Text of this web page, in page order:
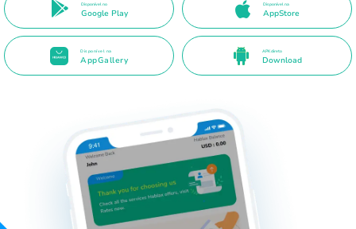
Disponível no
Google Play
Disponível na
AppStore
Disponível na
AppGallery
APK direto
Download